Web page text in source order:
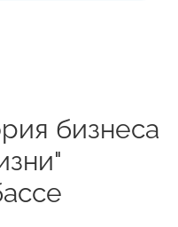
бизнеса